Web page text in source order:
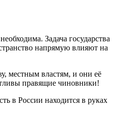
Задача государства
напрямую влияют на
местным властям, и они её
правящие чиновники!
в России находится в руках